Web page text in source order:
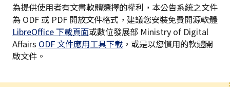
為提供使用者有文書軟體選擇的權利，本公告系統之文件
為 ODF 或 PDF 開放文件格式，建議您安裝免費開源軟體
LibreOffice 下載頁面或數位發展部 Ministry of Digital
Affairs ODF 文件應用工具下載 ，或是以您慣用的軟體開
啟文件。